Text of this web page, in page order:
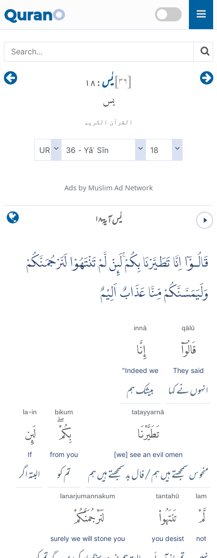
Skip to main content
QuranO
[۳۶]یٰس : ۱۸
يس
القرآن الكريم
Ads by Muslim Ad Network
یٰس آية ۱۸
قَالُـوْۤا اِنَّا تَطَيَّرْنَا بِكُمْۚ لَٮِٕنْ لَّمْ تَنْتَهُوْا لَنَرْجُمَنَّكُمْ
وَلَيَمَسَّنَّكُمْ مِّنَّا عَذَابٌ اَلِيْمٌ
qālū
قَالُوٓا۟
They said
انہوں نے کہا
innā
إِنَّا
"Indeed we
بیشک ہم
taṭayyarnā
تَطَيَّرْنَا
[we] see an evil omen
منحوس سمجھتے ہیں ہم /فال بد سمجھتے ہیں ہم
bikum
بِكُمْۖ
from you
تم کو
la-in
لَئِن
If
البتہ اگر
lam
لَّمْ
not
tantahū
تَنتَهُوا۟
you desist
lanarjumannakum
لَنَرْجُمَنَّكُمْ
surely we will stone you